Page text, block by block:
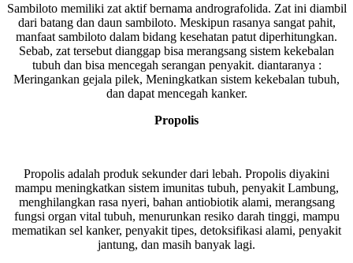
Sambiloto memiliki zat aktif bernama andrografolida. Zat ini diambil
dari batang dan daun sambiloto. Meskipun rasanya sangat pahit,
manfaat sambiloto dalam bidang kesehatan patut diperhitungkan.
Sebab, zat tersebut dianggap bisa merangsang sistem kekebalan
tubuh dan bisa mencegah serangan penyakit. diantaranya :
Meringankan gejala pilek, Meningkatkan sistem kekebalan tubuh,
dan dapat mencegah kanker.
Propolis
Propolis adalah produk sekunder dari lebah. Propolis diyakini
mampu meningkatkan sistem imunitas tubuh, penyakit Lambung,
menghilangkan rasa nyeri, bahan antiobiotik alami, merangsang
fungsi organ vital tubuh, menurunkan resiko darah tinggi, mampu
mematikan sel kanker, penyakit tipes, detoksifikasi alami, penyakit
jantung, dan masih banyak lagi.